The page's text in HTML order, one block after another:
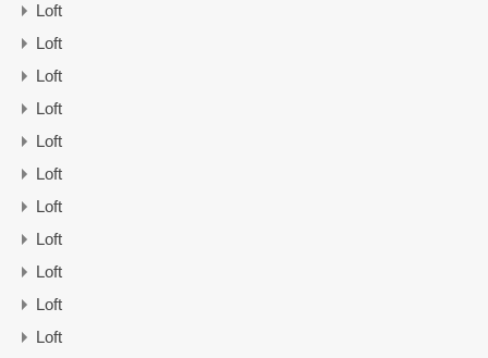
Loft
Loft
Loft
Loft
Loft
Loft
Loft
Loft
Loft
Loft
Loft